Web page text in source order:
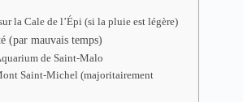
la Cale de l’Épi (si la pluie est légère)
(par mauvais temps)
de Saint-Malo
Saint-Michel (majoritairement